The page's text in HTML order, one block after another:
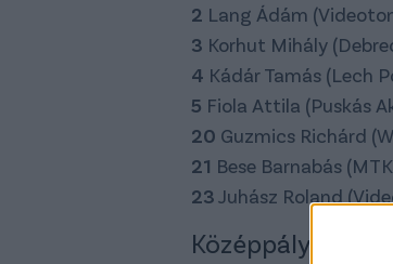
2 Lang Ádám
3 Korhut Mihály
4 Kádár Tamás (Lech
5 Fiola Attila (Puskás
20 Guzmics Richárd
21 Bese Barnabás
23Juhász Roland
Középpályások: